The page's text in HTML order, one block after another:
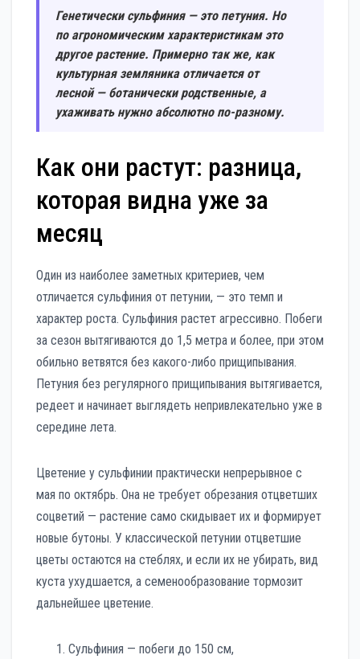
Генетически сульфиния — это петуния. Но
по агрономическим характеристикам это
другое растение. Примерно так же, как
культурная земляника отличается от
лесной — ботанически родственные, а
ухаживать нужно абсолютно по-разному.
Как они растут: разница,
которая видна уже за
месяц
Один из наиболее заметных критериев, чем
отличается сульфиния от петунии, — это темп и
характер роста. Сульфиния растет агрессивно. Побеги
за сезон вытягиваются до 1,5 метра и более, при этом
обильно ветвятся без какого-либо прищипывания.
Петуния без регулярного прищипывания вытягивается,
редеет и начинает выглядеть непривлекательно уже в
середине лета.
Цветение у сульфинии практически непрерывное с
мая по октябрь. Она не требует обрезания отцветших
соцветий — растение само скидывает их и формирует
новые бутоны. У классической петунии отцветшие
цветы остаются на стеблях, и если их не убирать, вид
куста ухудшается, а семенообразование тормозит
дальнейшее цветение.
Сульфиния — побеги до 150 см,